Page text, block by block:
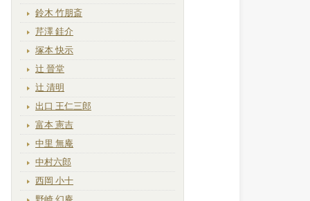
鈴木 竹朋斎
芹澤 銈介
塚本 快示
辻 晉堂
辻 清明
出口 王仁三郎
富本 憲吉
中里 無庵
中村六郎
西岡 小十